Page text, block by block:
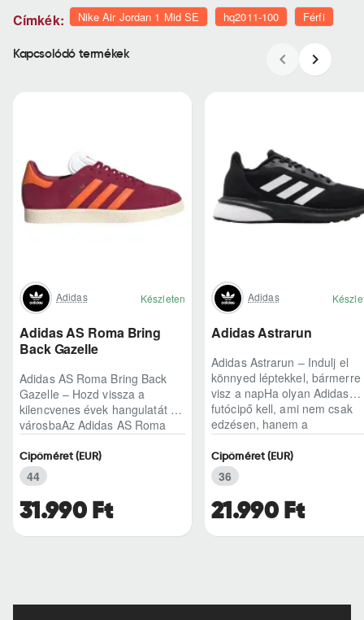
Címkék: Nike Air Jordan 1 Mid SE hq2011-100 Férfi
Kapcsolódó termékek
Adidas Készleten
Adidas AS Roma Bring
Back Gazelle
Adidas AS Roma Bring Back
Gazelle – Hozd vissza a
kilencvenes évek hangulatát a
városbaAz Adidas AS Roma
egyszerű sneaker, hane..
31.990 Ft
Cipőméret (EUR)
44
Adidas
Adidas Astrarun
Adidas Astrarun – Indulj el
könnyed léptekkel, bármerre
visz a napHa olyan Adidas
futócipő kell, ami nem csak
edzésen, hanem a
hétköznapokban is kénye..
21.990 Ft
Cipőméret (EUR)
36